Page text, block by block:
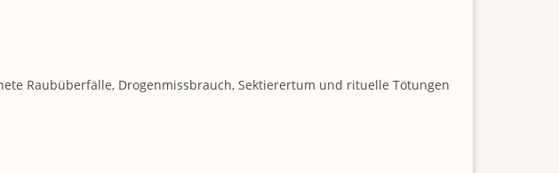
Raubüberfälle, Drogenmissbrauch, Sektierertum und rituelle Tötungen